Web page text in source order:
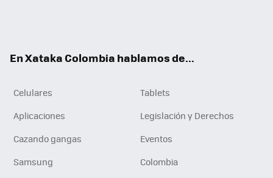
En Xataka Colombia hablamos de...
Celulares
Tablets
Aplicaciones
Legislación y Derechos
Cazando gangas
Eventos
Samsung
Colombia